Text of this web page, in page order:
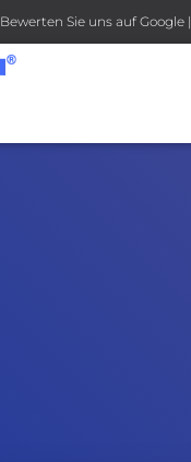
Bewerten Sie uns auf Google |